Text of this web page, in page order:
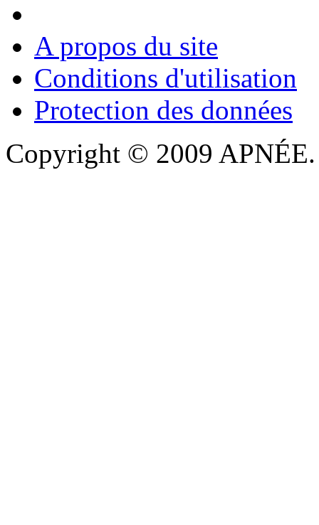
A propos du site
Conditions d'utilisation
Protection des données
Copyright © 2009 APNÉE.